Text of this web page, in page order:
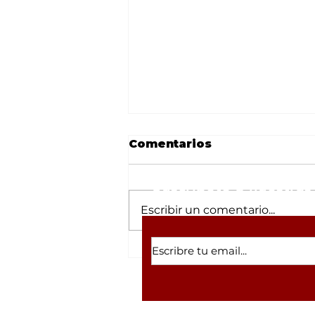
César Gastélum y la
lista de 'influencers'
por supuestos vínculos
Comentarios
Escribir un comentario...
Suscríbete a